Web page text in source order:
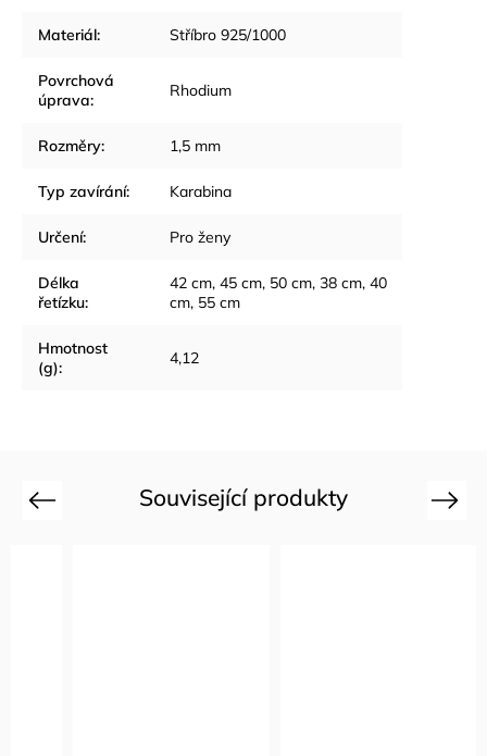
Materiál: Stříbro 925/1000
Povrchová
úprava: Rhodium
Rozměry: 1,5 mm
Typ zavírání: Karabina
Určení: Pro ženy
Délka
řetízku:
42 cm, 45 cm, 50 cm, 38 cm, 40
cm, 55 cm
Hmotnost
(g): 4,12
Související produkty
Previous Next